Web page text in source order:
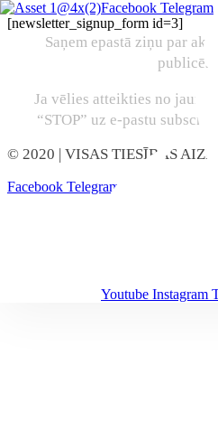
Facebook Telegram
Youtube Instagram
[newsletter_signup_form id=3]
Saņem epastā ziņu par
Ja vēlies atteikties no
“STOP” uz e-pastu
© 2020 | VISAS TIESĪBAS
Facebook Telegram